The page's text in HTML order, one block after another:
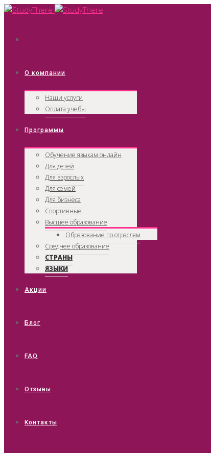
О компании
Наши услуги
Оплата учебы
Программы
Обучение языкам онлайн
Для детей
Для взрослых
Для семей
Для бизнеса
Спортивные
Высшее образование
Образование по отраслям
Среднее образование
СТРАНЫ
ЯЗЫКИ
Акции
Блог
FAQ
Отзывы
Контакты